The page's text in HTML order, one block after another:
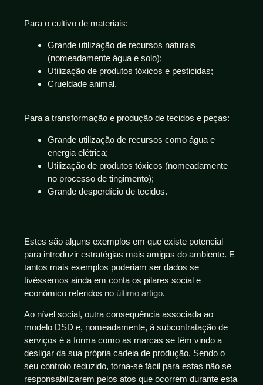
Para o cultivo de materiais:
Grande utilização de recursos naturais
(nomeadamente água e solo);
Utilização de produtos tóxicos e pesticidas;
Crueldade animal.
Para a transformação e produção de tecidos e peças:
Grande utilização de recursos como água e
energia elétrica;
Utilização de produtos tóxicos (nomeadamente
no processo de tingimento);
Grande desperdício de tecidos.
Estes são alguns exemplos em que existe potencial
para introduzir estratégias mais amigas do ambiente. E
tantos mais exemplos poderiam ser dados se
tivéssemos ainda em conta os pilares social e
económico referidos no último artigo.
Ao nível social, outra consequência associada ao
modelo DSD e, nomeadamente, à subcontratação de
serviços é a forma como as marcas se têm vindo a
desligar da sua própria cadeia de produção. Sendo o
seu controlo reduzido, torna-se fácil para estas não se
responsabilizarem pelos atos que ocorrem durante esta